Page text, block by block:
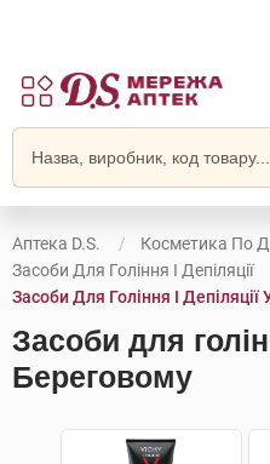
Аптека D.S.
Косметика По
Засоби Для Гоління І Депіляції
Засоби Для Гоління І
Засоби для
Береговому